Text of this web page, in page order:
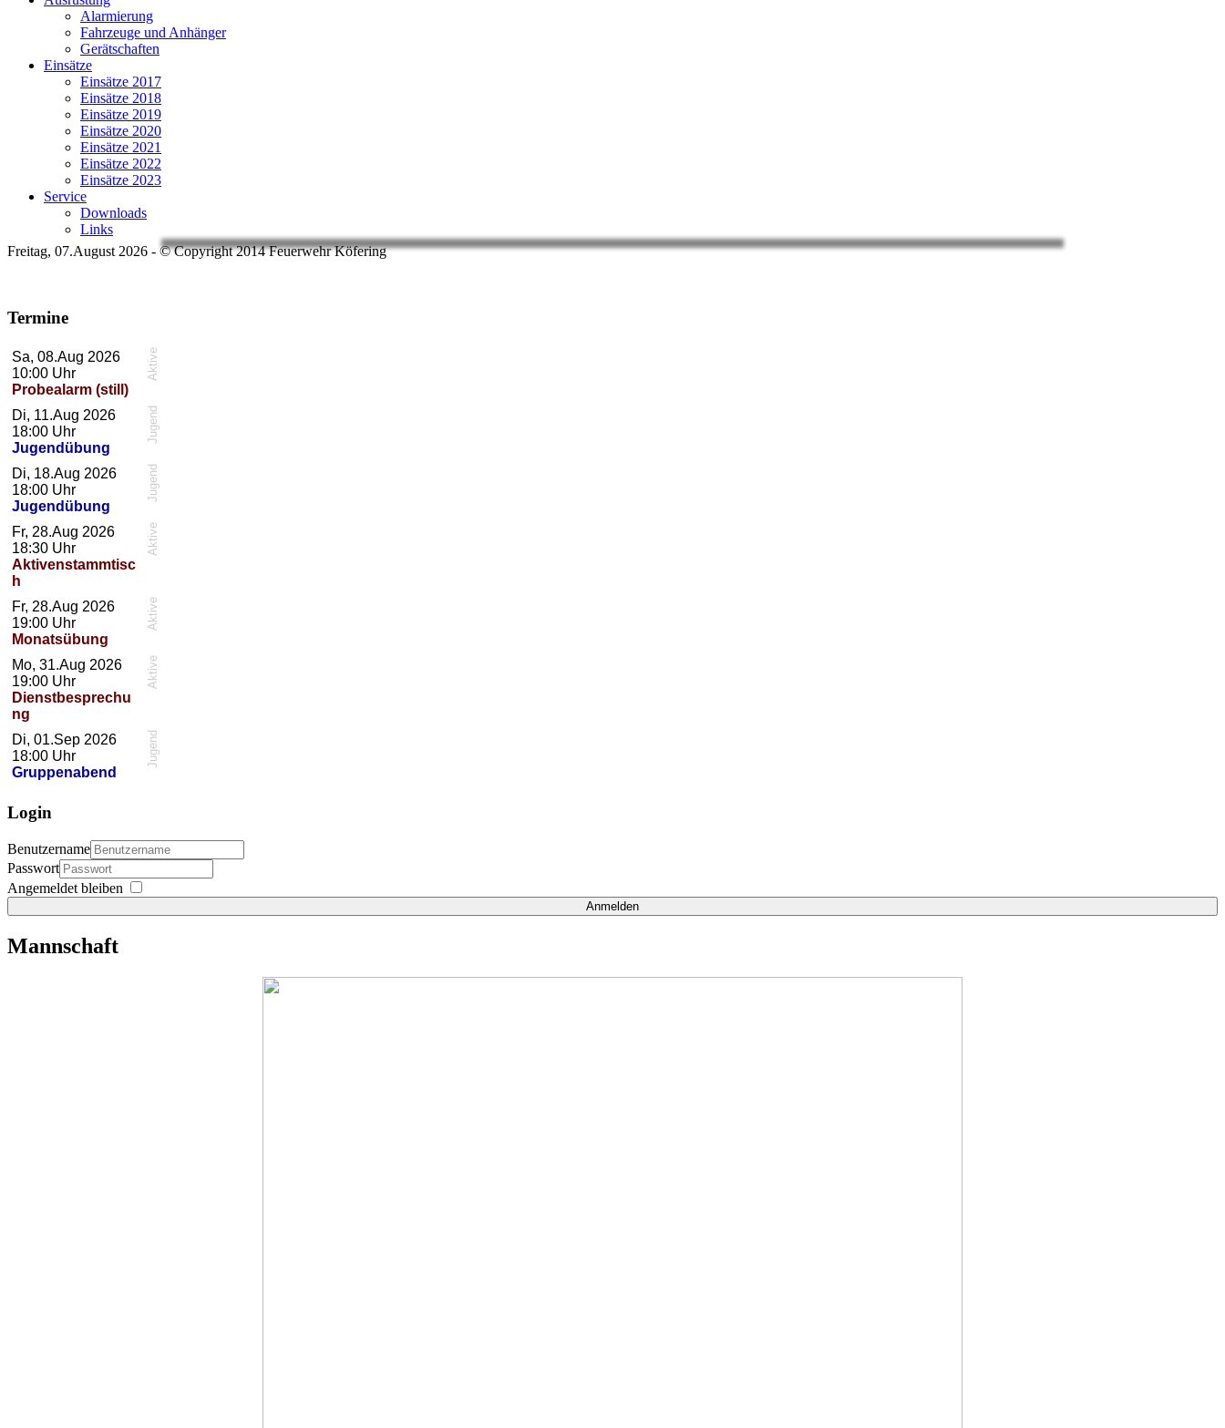
Alarmierung
Fahrzeuge und Anhänger
Gerätschaften
Einsätze
Einsätze 2017
Einsätze 2018
Einsätze 2019
Einsätze 2020
Einsätze 2021
Einsätze 2022
Einsätze 2023
Service
Downloads
Links
Freitag, 07.August 2026 - © Copyright 2014 Feuerwehr Köfering
Termine
Aktive
Sa, 08.Aug 2026
10:00 Uhr
Probealarm (still)
Jugend
Di, 11.Aug 2026
18:00 Uhr
Jugendübung
Jugend
Di, 18.Aug 2026
18:00 Uhr
Jugendübung
Aktive
Fr, 28.Aug 2026
18:30 Uhr
Aktivenstammtisc
h
Aktive
Fr, 28.Aug 2026
19:00 Uhr
Monatsübung
Aktive
Mo, 31.Aug 2026
19:00 Uhr
Dienstbesprechu
ng
Jugend
Di, 01.Sep 2026
18:00 Uhr
Gruppenabend
Login
Benutzername
Passwort
Angemeldet bleiben
Anmelden
Mannschaft